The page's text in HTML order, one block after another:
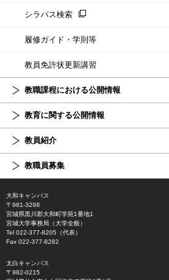
シラバス検索
履修ガイド・学則等
教員免許状更新講習
教職課程における公開情報
教育に関する公開情報
教員紹介
教職員募集
大和キャンパス
〒981-3298
宮城県黒川郡大和町学苑1番地1
宮城大学事務局（大学全般）
Tel 022-377-8205（代表）
Fax 022-377-8282
太白キャンパス
〒982-0215